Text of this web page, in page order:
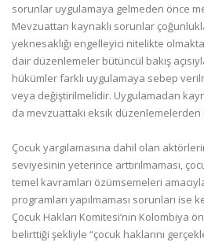
sorunlar uygulamaya gelmeden önce
Mevzuattan kaynaklı sorunlar
yeknesaklığı engelleyici nitelikte
dair düzenlemeler bütüncül bakış
hükümler farklı uygulamaya sebep
veya değiştirilmelidir. Uygulamadan
da mevzuattaki eksik düzenlemelerden
Çocuk yargılamasına dahil olan
seviyesinin yeterince arttırılmaması,
temel kavramları özümsemeleri
programları yapılmaması sorunları ise
Çocuk Hakları Komitesi’nin Kolombiya
belirttiği şekliyle “çocuk haklarını